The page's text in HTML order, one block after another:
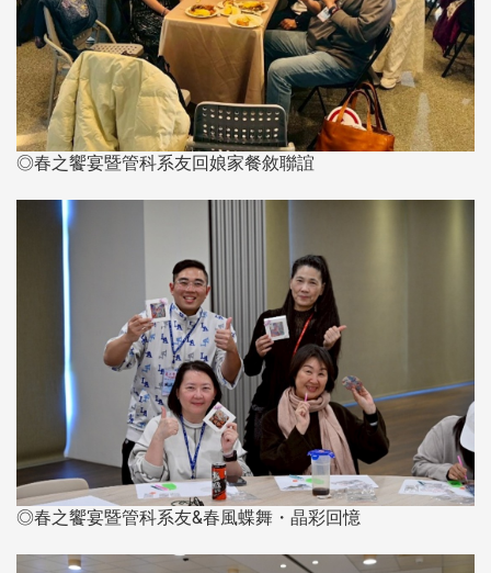
◎春之饗宴暨管科系友回娘家餐敘聯誼
◎春之饗宴暨管科系友&春風蝶舞・晶彩回憶